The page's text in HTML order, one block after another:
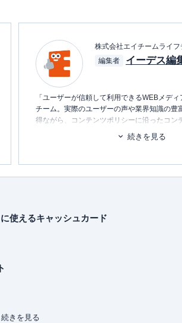
株式会社エイチームライフ
編集者
イーデス編
「ユーザーが信頼して利用できるWEBメデ
チーム。実際のユーザーの声や業界知識の豊
得ながら、コンテンツポリシーに沿ったコン
ます。暮らしに関するトピックを中心に、読
消し、最適な選択を支援するためのコンテン
■書籍
初心者でもわかる！お金に関するアレコレの
続きを見る
使えるキャッシュカード
万円まで補償
続きを見る